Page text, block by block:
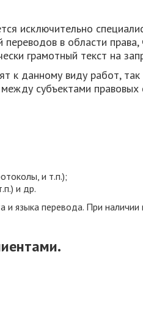
исключительно
в области
грамотный текст на
к данному виду работ,
субъектами
и т.п.);
и др.
и языка перевода. При